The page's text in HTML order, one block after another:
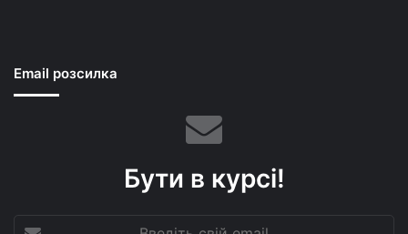
Email розсилка
Бути в курсі!